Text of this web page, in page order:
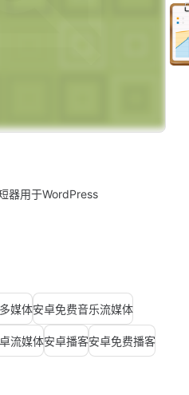
器用于WordPress
媒体安卓免费音乐流媒体
流媒体安卓播客安卓免费播客